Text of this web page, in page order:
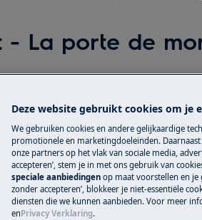
- La porte de
ferme pas correctement.
ferme pas.
congélateur reste légèrement
Deze website gebruikt cookies om je
We gebruiken cookies en andere gelijkaardige
promotionele en marketingdoeleinden.
onze partners op het vlak van sociale media,
accepteren’, stem je in met ons gebruik van
speciale aanbiedingen op maat voorstellen en je
zonder accepteren’, blokkeer je niet-essentiële
diensten die we kunnen aanbieden. Voor meer
enPrivacy Verklaring.